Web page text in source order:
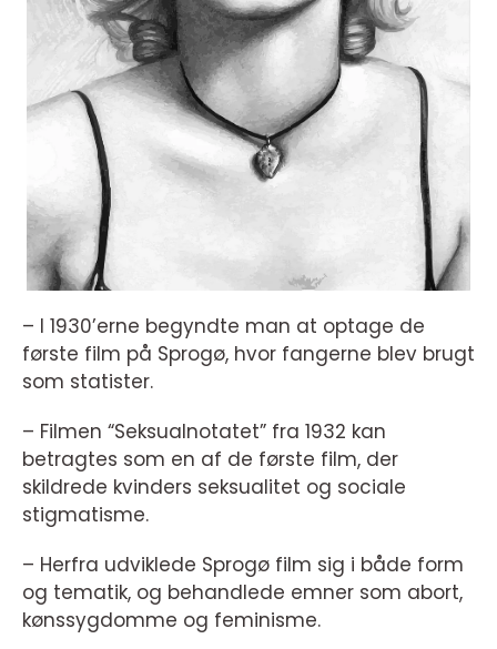
– I 1930’erne begyndte man at optage de
første film på Sprogø, hvor fangerne blev brugt
som statister.
– Filmen “Seksualnotatet” fra 1932 kan
betragtes som en af de første film, der
skildrede kvinders seksualitet og sociale
stigmatisme.
– Herfra udviklede Sprogø film sig i både form
og tematik, og behandlede emner som abort,
kønssygdomme og feminisme.